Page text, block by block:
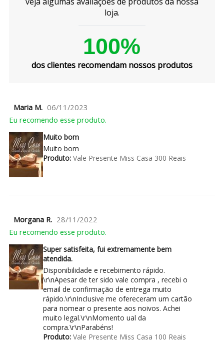
loja.
100%
dos clientes recomendam nossos produtos
Maria M. 06/11/2023
Eu recomendo esse produto.
Muito bom
Muito bom
Produto:Vale Presente Miss Casa 300 Reais
Morgana R. 28/11/2022
Eu recomendo esse produto.
Super satisfeita, fui extremamente bem
atendida.
Disponibilidade e recebimento rápido.
\r\nApesar de ter sido vale compra , recebi o
email de confirmação de entrega muito
rápido.\r\nInclusive me ofereceram um cartão
para nomear o presente aos noivos. Achei
muito legal.\r\nMomento ual da
compra.\r\nParabéns!
Produto:Vale Presente Miss Casa 100 Reais